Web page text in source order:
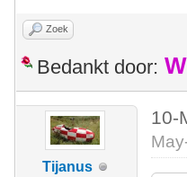
Zoek
Bedankt door:
Tijanus
10-